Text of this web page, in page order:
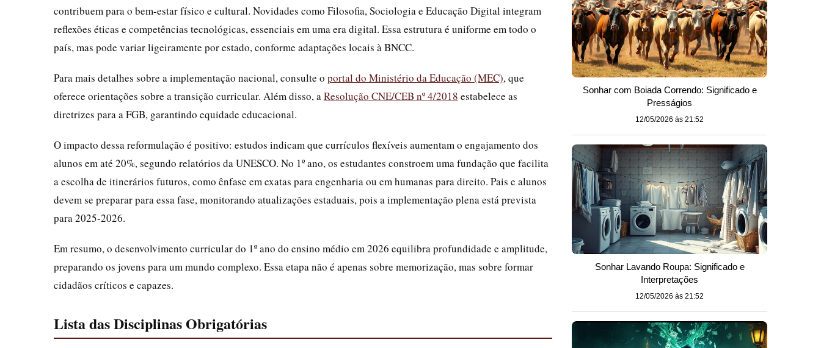
contribuem para o bem-estar físico e cultural. Novidades como Filosofia, Sociologia e Educação Digital integram
reflexões éticas e competências tecnológicas, essenciais em uma era digital. Essa estrutura é uniforme em todo o
país, mas pode variar ligeiramente por estado, conforme adaptações locais à BNCC.
Para mais detalhes sobre a implementação nacional, consulte o portal do Ministério da Educação (MEC), que
oferece orientações sobre a transição curricular. Além disso, aResolução CNE/CEB nº 4/2018 estabelece as
diretrizes para a FGB, garantindo equidade educacional.
O impacto dessa reformulação é positivo: estudos indicam que currículos flexíveis aumentam o engajamento dos
alunos em até 20%, segundo relatórios da UNESCO. No 1º ano, os estudantes constroem uma fundação que facilita
a escolha de itinerários futuros, como ênfase em exatas para engenharia ou em humanas para direito. Pais e alunos
devem se preparar para essa fase, monitorando atualizações estaduais, pois a implementação plena está prevista
para 2025-2026.
Em resumo, o desenvolvimento curricular do 1º ano do ensino médio em 2026 equilibra profundidade e amplitude,
preparando os jovens para um mundo complexo. Essa etapa não é apenas sobre memorização, mas sobre formar
cidadãos críticos e capazes.
Lista das Disciplinas Obrigatórias
Sonhar com Boiada Correndo: Significado e
Presságios
12/05/2026 às 21:52
Sonhar Lavando Roupa: Significado e
Interpretações
12/05/2026 às 21:52